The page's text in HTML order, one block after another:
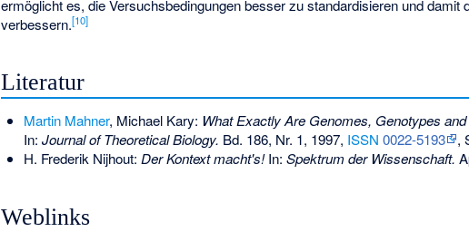
ermöglicht es, die Versuchsbedingungen besser zu standardisieren und
verbessern.[10]
Literatur
Martin Mahner, Michael Kary: What Exactly Are Genomes, Genotypes
In: Journal of Theoretical Biology. Bd. 186, Nr. 1, 1997, ISSN 0022-5193 ,
H. Frederik Nijhout: Der Kontext macht's!In: Spektrum der Wissenschaft.
Weblinks